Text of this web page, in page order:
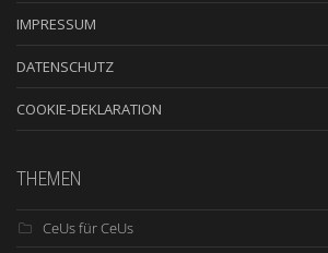
IMPRESSUM
DATENSCHUTZ
COOKIE-DEKLARATION
THEMEN
CeUs für CeUs